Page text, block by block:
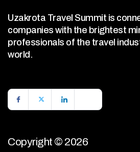
Uzakrota Travel Summit is
companies with the brightest
professionals of the travel
world.
Copyright © 2026